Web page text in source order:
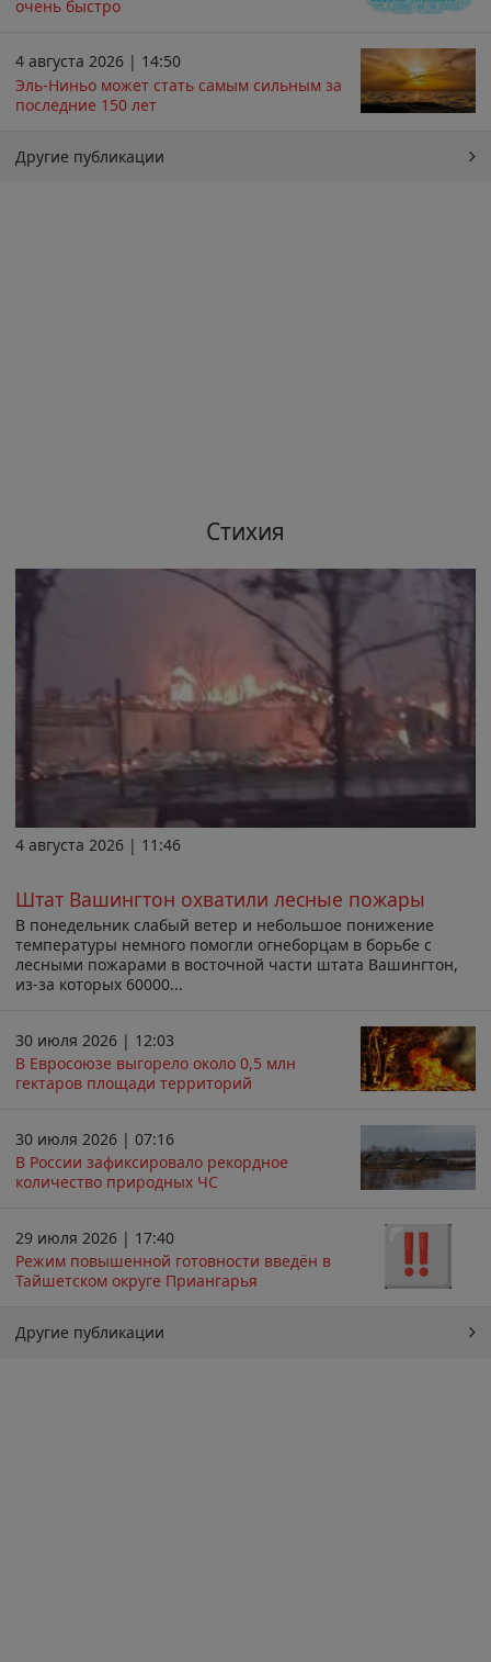
очень быстро
4 августа 2026 | 14:50
Эль-Ниньо может стать самым сильным за
последние 150 лет
Другие публикации
Стихия
4 августа 2026 | 11:46
Штат Вашингтон охватили лесные пожары
В понедельник слабый ветер и небольшое понижение
температуры немного помогли огнеборцам в борьбе с
лесными пожарами в восточной части штата Вашингтон,
из-за которых 60000...
30 июля 2026 | 12:03
В Евросоюзе выгорело около 0,5 млн
гектаров площади территорий
30 июля 2026 | 07:16
В России зафиксировало рекордное
количество природных ЧС
29 июля 2026 | 17:40
Режим повышенной готовности введён в
Тайшетском округе Приангарья
Другие публикации